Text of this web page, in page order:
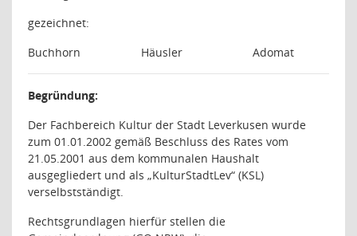
gezeichnet:
Buchhorn
Häusler Adomat
Begründung:
Der Fachbereich Kultur der Stadt Leverkusen wurde
zum 01.01.2002 gemäß Beschluss des Rates vom
21.05.2001 aus dem kommunalen Haushalt
ausgegliedert und als „KulturStadtLev“ (KSL)
verselbstständigt.
Rechtsgrundlagen hierfür stellen die